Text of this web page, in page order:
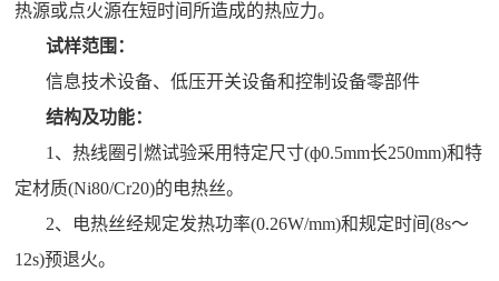
热源或点火源在短时间所造成的热应力。
试样范围：
信息技术设备、低压开关设备和控制设备零部件
结构及功能：
1、热线圈引燃试验采用特定尺寸(ф0.5mm长250mm)和特
定材质(Ni80/Cr20)的电热丝。
2、 电热丝经规定发热功率(0.26W/mm)和规定时间(8s～
12s)预退火。